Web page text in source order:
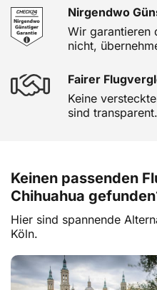
Nirgendwo
Wir garantieren
nicht,
Fairer
Keine
sind transparent.
Keinen passenden
Chihuahua
Hier sind spannende
Köln.